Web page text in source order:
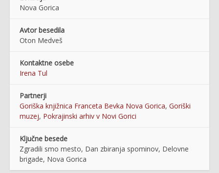
Nova Gorica
Avtor besedila
Oton Medveš
Kontaktne osebe
Irena Tul
Partnerji
Goriška knjižnica Franceta Bevka Nova Gorica, Goriški
muzej, Pokrajinski arhiv v Novi Gorici
Ključne besede
Zgradili smo mesto, Dan zbiranja spominov, Delovne
brigade, Nova Gorica